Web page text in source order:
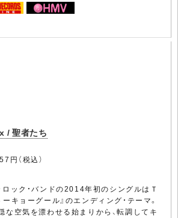
/ 聖者たち
（税込）
ック・バンドの2014年初のシングルはＴ
キョーグール』のエンディング・テーマ。
な空気を漂わせる始まりから、転調してキ